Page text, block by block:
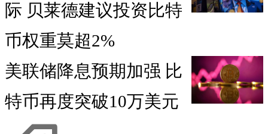
际 贝莱德建议投资比特
币权重莫超2%
美联储降息预期加强 比
特币再度突破10万美元